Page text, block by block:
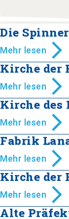
Die
Mehr lesen
Kirche der
Mehr lesen
Kirche des
Mehr lesen
Fabrik
Mehr lesen
Kirche der
Mehr lesen
Alte